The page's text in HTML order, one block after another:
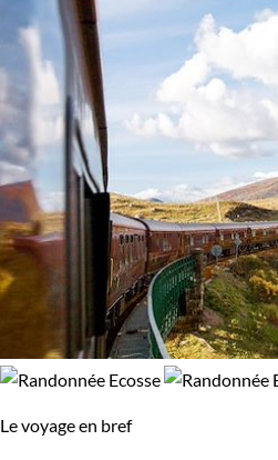
Le voyage en bref